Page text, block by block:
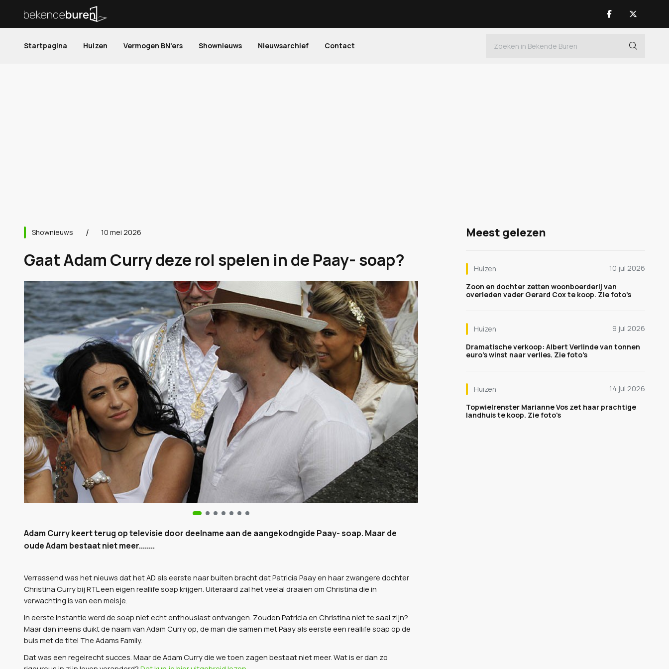
Startpagina Huizen Vermogen BN'ers Shownieuws Nieuwsarchief Contact
Shownieuws 10 mei 2026
Gaat Adam Curry deze rol spelen in de Paay- soap?
Adam Curry keert terug op televisie door deelname aan de aangekodngide Paay- soap. Maar de
oude Adam bestaat niet meer........
Verrassend was het nieuws dat het AD als eerste naar buiten bracht dat Patricia Paay en haar zwangere dochter
Christina Curry bij RTL een eigen reallife soap krijgen. Uiteraard zal het veelal draaien om Christina die in
verwachting is van een meisje.
In eerste instantie werd de soap niet echt enthousiast ontvangen. Zouden Patricia en Christina niet te saai zijn?
Maar dan ineens duikt de naam van Adam Curry op, de man die samen met Paay als eerste een reallife soap op de
buis met de titel The Adams Family.
Dat was een regelrecht succes. Maar de Adam Curry die we toen zagen bestaat niet meer. Wat is er dan zo
Meest gelezen
Huizen
10 jul 2026
Zoon en dochter zetten woonboerderij van
overleden vader Gerard Cox te koop. Zie foto's
Huizen
9 jul 2026
Dramatische verkoop: Albert Verlinde van tonnen
euro's winst naar verlies. Zie foto's
Huizen
14 jul 2026
Topwielrenster Marianne Vos zet haar prachtige
landhuis te koop. Zie foto's